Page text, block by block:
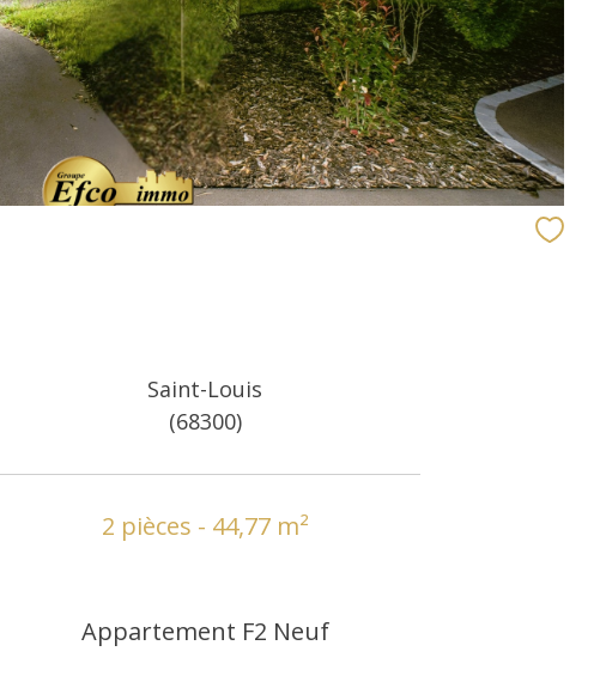
Saint-Louis
(68300)
2 pièces - 44,77 m²
Appartement F2 Neuf